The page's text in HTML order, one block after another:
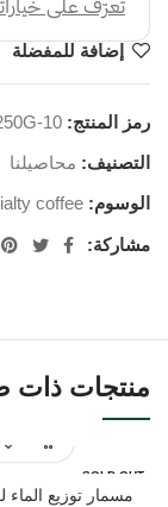
إضافة للمفضلة
رمز المنتج: 10
التصنيف: محاصيلنا
الوسوم: coffee
مشاركة:
منتجات ذات
SOLD OUT